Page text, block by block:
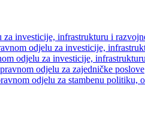
investicije, infrastrukturu i
odjelu za investicije,
odjelu za investicije,
odjelu za zajedničke poslove
odjelu za stambenu politiku,